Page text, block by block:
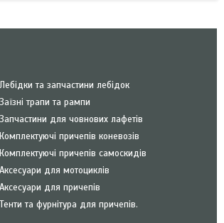
Лебідки та запчастини лебідок
Заїзні трапи та рампи
Запчастини для човнових лафетів
Комплектуючі причепів коневозів
Комплектуючі причепів самоскидів
Аксесуари для мотоциклів
Аксесуари для причепів
Тенти та фурнітура для причепів.